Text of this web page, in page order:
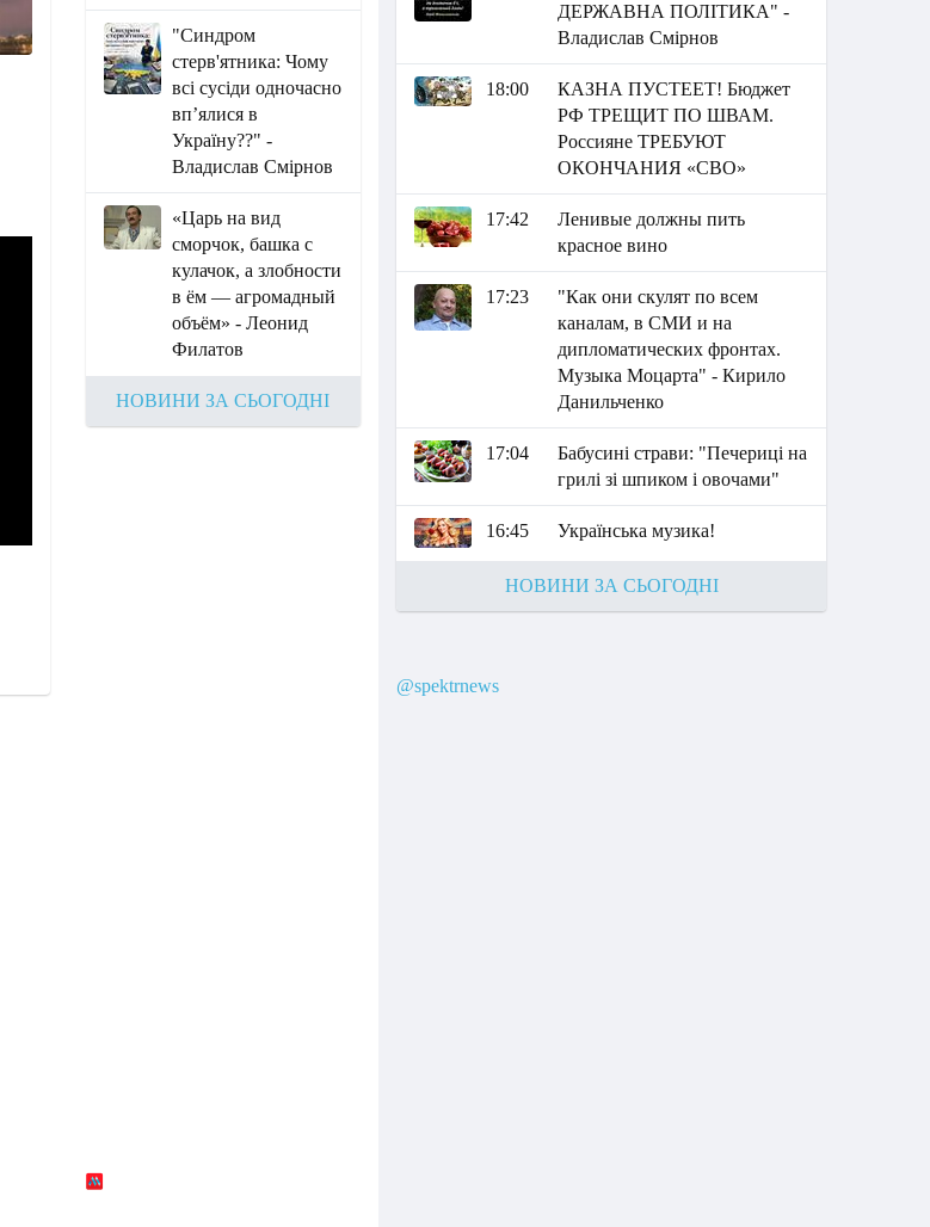
"Синдром
стерв'ятника: Чому
всі сусіди одночасно
вп’ялися в
Україну??" -
Владислав Смірнов
«Царь на вид
сморчок, башка с
кулачок, а злобности
в ём — агромадный
объём» - Леонид
Филатов
НОВИНИ ЗА СЬОГОДНІ
ДЕРЖАВНА ПОЛІТИКА" -
Владислав Смірнов
18:00
КАЗНА ПУСТЕЕТ! Бюджет
РФ ТРЕЩИТ ПО ШВАМ.
Россияне ТРЕБУЮТ
ОКОНЧАНИЯ «СВО»
17:42
Ленивые должны пить
красное вино
17:23
"Как они скулят по всем
каналам, в СМИ и на
дипломатических фронтах.
Музыка Моцарта" - Кирило
Данильченко
17:04
Бабусині страви: "Печериці на
грилі зі шпиком і овочами"
16:45 Українська музика!
НОВИНИ ЗА СЬОГОДНІ
@spektrnews